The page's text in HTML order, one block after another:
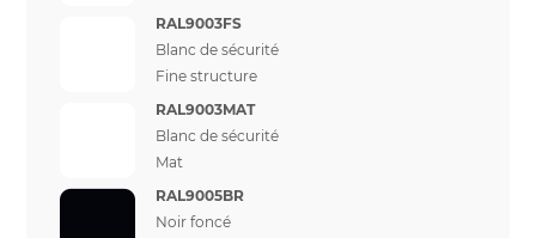
RAL9003FS
Blanc de sécurité
Fine structure
RAL9003MAT
Blanc de sécurité
Mat
RAL9005BR
Noir foncé